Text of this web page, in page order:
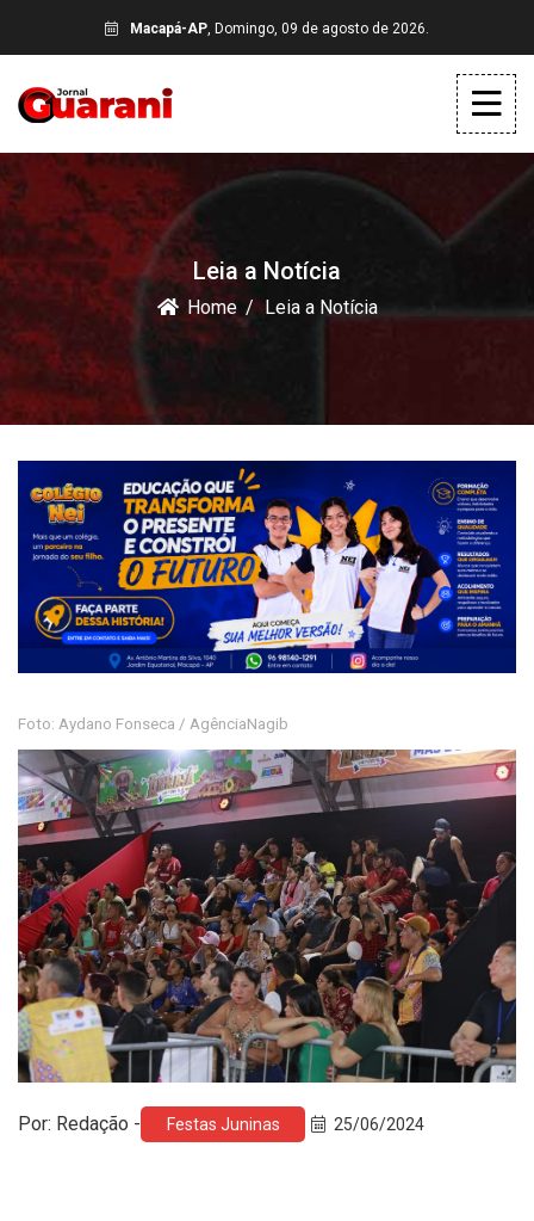
Macapá-AP, Domingo, 09 de agosto de 2026.
Leia a Notícia
Home Leia a Notícia
Foto: Aydano Fonseca / AgênciaNagib
Por: Redação - Festas Juninas 25/06/2024